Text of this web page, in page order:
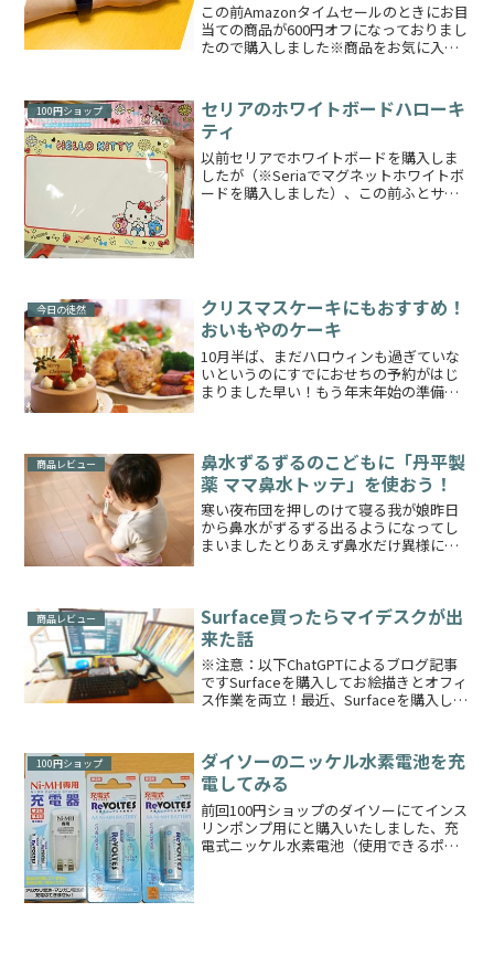
この前Amazonタイムセールのときにお目
当ての商品が600円オフになっておりまし
たので購入しました※商品をお気に入り
利です購入したものがこちらのitDEALス
マ...
100円ショップ
セリアのホワイトボードハローキ
ティ
以前セリアでホワイトボードを購入しま
したが（※Seriaでマグネットホワイトボ
ードを購入しました）、この前ふとサン
今日の徒然
クリスマスケーキにもおすすめ！
おいもやのケーキ
10月半ば、まだハロウィンも過ぎていな
いというのにすでにおせちの予約がはじ
まりました早い！もう年末年始の準備を
ようかなとすでに考え中...
商品レビュー
鼻水ずるずるのこどもに「丹平製
薬 ママ鼻水トッテ」を使おう！
寒い夜布団を押しのけて寝る我が娘昨日
から鼻水がずるずる出るようになってし
まいましたとりあえず鼻水だけ異様にず
が上手くできません赤ちゃ...
商品レビュー
Surface買ったらマイデスクが出
来た話
※注意：以下ChatGPTによるブログ記事
ですSurfaceを購入してお絵描きとオフィ
ス作業を両立！最近、Surfaceを購入しま
フィスソフトも使えるデバイスが欲しい
な...
100円ショップ
ダイソーのニッケル水素電池を充
電してみる
前回100円ショップのダイソーにてインス
リンポンプ用にと購入いたしました、充
電式ニッケル水素電池（使用できるポン